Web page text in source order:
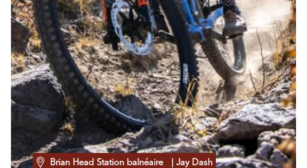
Brian Head Station balnéaire | Jay Dash